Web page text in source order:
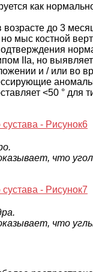
как
возрасте до 3
мыс костной
IIa, но
и / или во
<50 ° для
что
что